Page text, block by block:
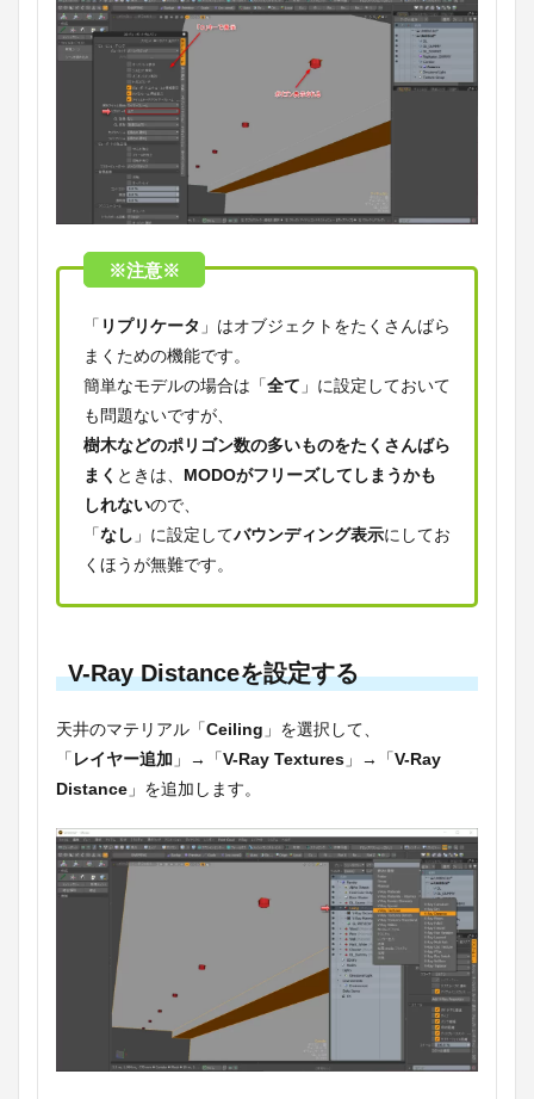
「 リプリケータ 」はオブジェクトをたくさんばら
まくための機能です。
簡単なモデルの場合は「全て 」に設定しておいて
も問題ないですが、
樹木などのポリゴン数の多いものをたくさんばら
まく ときは、 MODOがフリーズしてしまうかも
しれないので、
「なし 」に設定してバウンディング表示にしてお
くほうが無難です。
V-Ray Distanceを設定する
天井のマテリアル「Ceiling 」を選択して、
「 レイヤー追加 」→「V-Ray Textures 」→「V-Ray
Distance 」を追加します。